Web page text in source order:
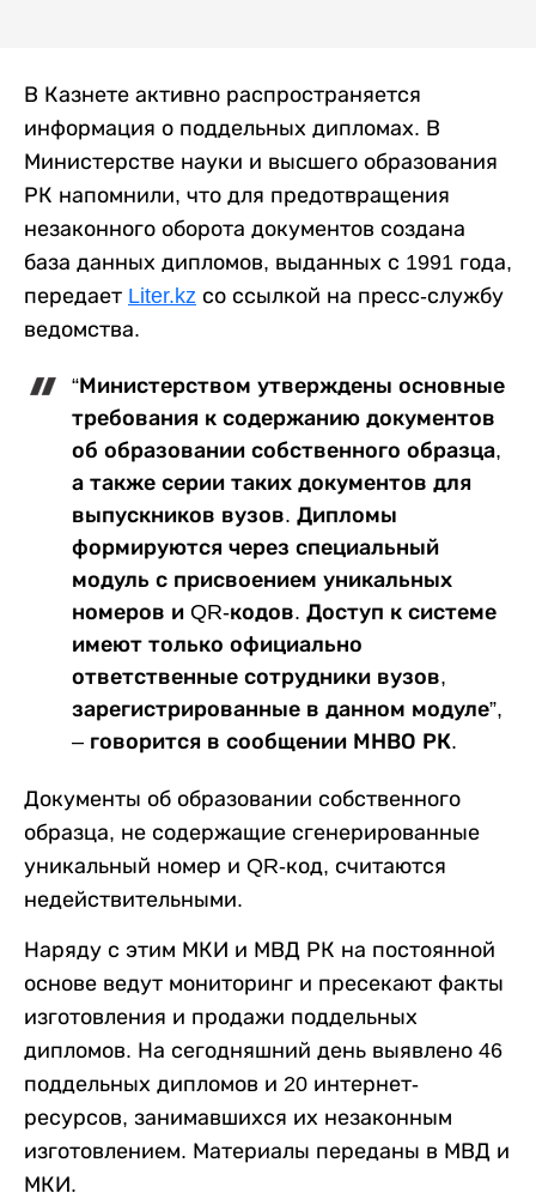
В Казнете активно распространяется
информация о поддельных дипломах. В
Министерстве науки и высшего образования
РК напомнили, что для предотвращения
незаконного оборота документов создана
база данных дипломов, выданных с 1991 года,
передает Liter.kz со ссылкой на пресс-службу
ведомства.
“Министерством утверждены основные
требования к содержанию документов
об образовании собственного образца,
а также серии таких документов для
выпускников вузов. Дипломы
формируются через специальный
модуль с присвоением уникальных
номеров и QR-кодов. Доступ к системе
имеют только официально
ответственные сотрудники вузов,
зарегистрированные в данном модуле”,
– говорится в сообщении МНВО РК.
Документы об образовании собственного
образца, не содержащие сгенерированные
уникальный номер и QR-код, считаются
недействительными.
Наряду с этим МКИ и МВД РК на постоянной
основе ведут мониторинг и пресекают факты
изготовления и продажи поддельных
дипломов. На сегодняшний день выявлено 46
поддельных дипломов и 20 интернет-
ресурсов, занимавшихся их незаконным
изготовлением. Материалы переданы в МВД и
МКИ.